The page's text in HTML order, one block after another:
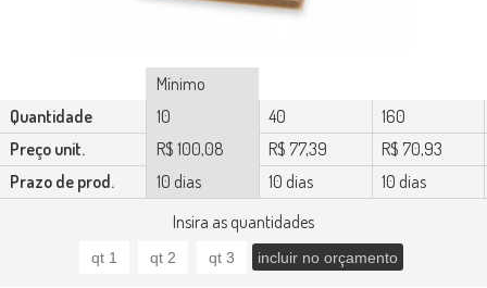
Insira as quantidades
Mínimo
Quantidade
10 40
160
Preço unit.
R$ 100,08 R$ 77,39
R$ 70,93
Prazo de prod.
10 dias 10 dias 10 dias